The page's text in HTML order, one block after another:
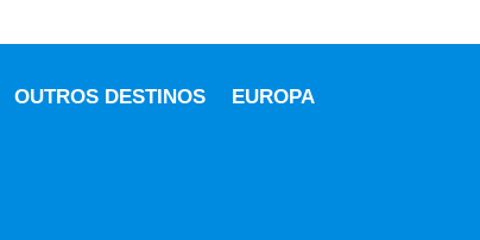
OUTROS DESTINOS
EUROPA